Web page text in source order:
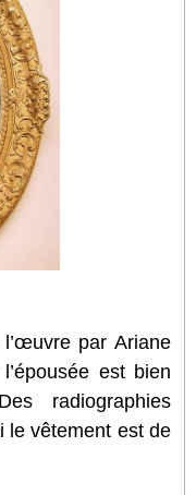
par Ariane
est bien
radiographies
le vêtement est de